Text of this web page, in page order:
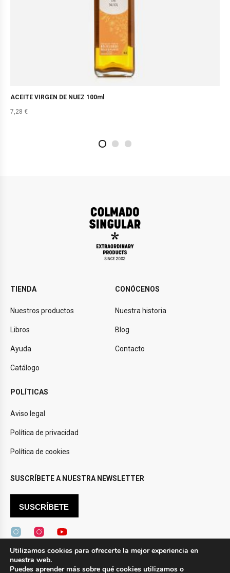
ACEITE VIRGEN DE NUEZ 100ml
7,28 €
TIENDA
Nuestros productos
Libros
Ayuda
Catálogo
CONÓCENOS
Nuestra historia
Blog
Contacto
POLÍTICAS
Aviso legal
Política de privacidad
Política de cookies
SUSCRÍBETE A NUESTRA NEWSLETTER
SUSCRÍBETE
Design byNovtec
Utilizamos cookies para ofrecerte la mejor experiencia en
nuestra web.
Puedes aprender más sobre qué cookies utilizamos o